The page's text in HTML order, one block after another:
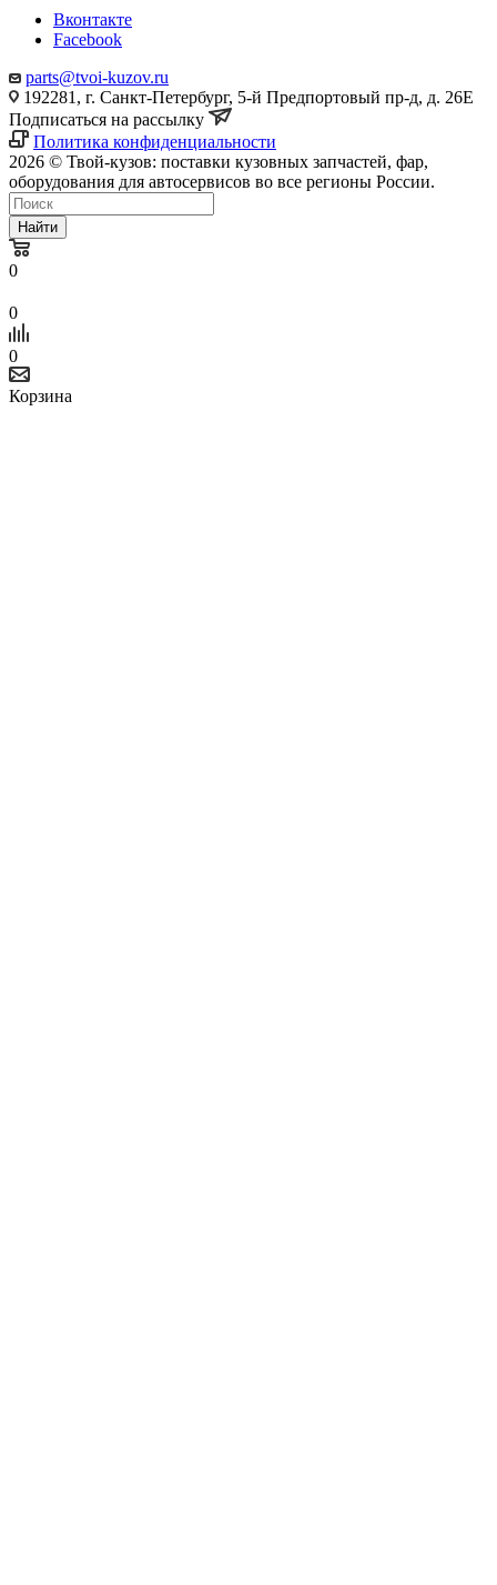
Вконтакте
Facebook
parts@tvoi-kuzov.ru
192281, г. Санкт-Петербург, 5-й Предпортовый пр-д, д. 26Е
Подписаться на рассылку
Политика конфиденциальности
2026 © Твой-кузов: поставки кузовных запчастей, фар,
оборудования для автосервисов во все регионы России.
Найти
0
0
0
Корзина